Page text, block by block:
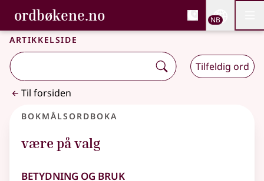
Gå til hovedinnhold
Tilgjengelighet
ordbøkene.no, Bokmålsordboka og
Bokmålsordboka og Nynorskordboka
NB
Artikkelside
Tilfeldig ord
Til forsiden
Bokmålsordboka
være på valg
Betydning og bruk